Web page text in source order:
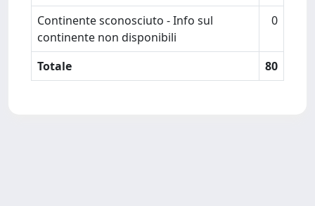
Continente sconosciuto - Info sul
continente non disponibili
0
Totale 80